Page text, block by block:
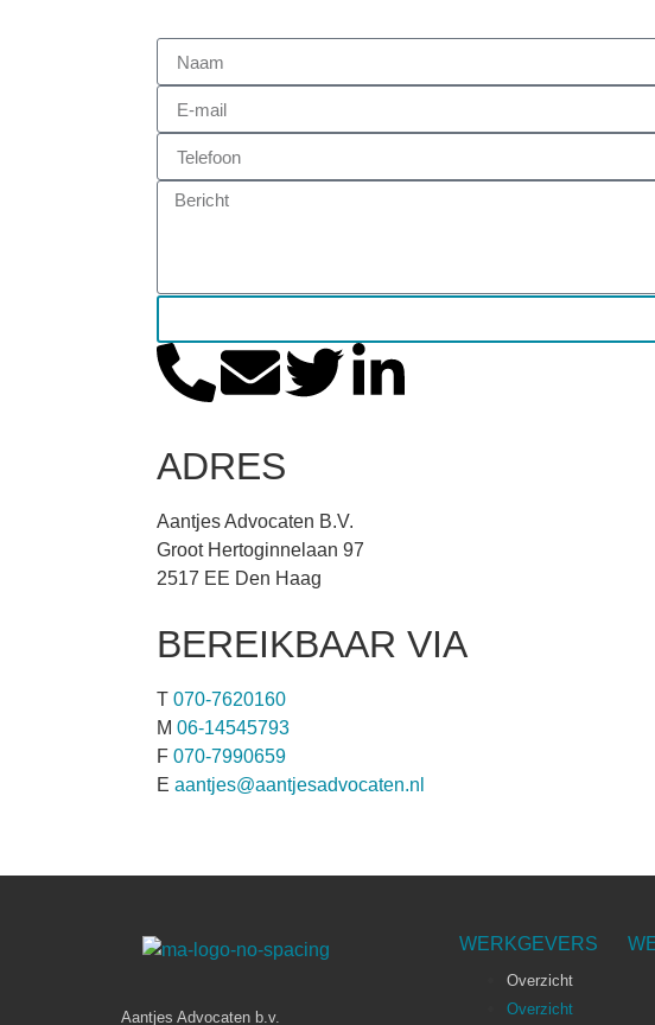
ADRES
Aantjes Advocaten B.V.
Groot Hertoginnelaan 97
2517 EE Den Haag
BEREIKBAAR VIA
T 070-7620160
M 06-14545793
F 070-7990659
E aantjes@aantjesadvocaten.nl
Aantjes Advocaten b.v.
WERKGEVERS
Overzicht
Overzicht